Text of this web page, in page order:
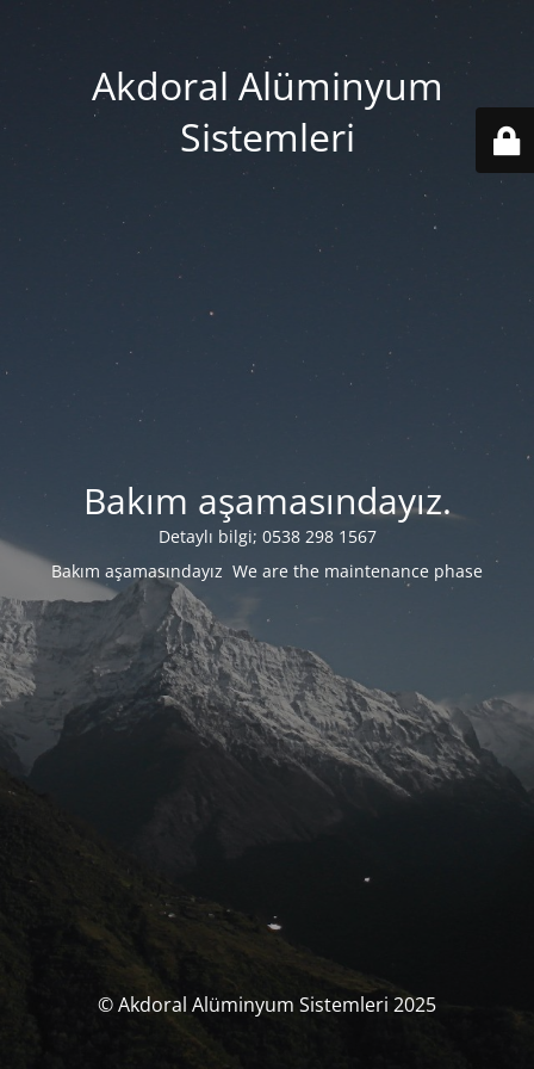
Akdoral Alüminyum
Sistemleri
Bakım aşamasındayız.
Detaylı bilgi; 0538 298 1567
Bakım aşamasındayız We are the maintenance phase
© Akdoral Alüminyum Sistemleri 2025